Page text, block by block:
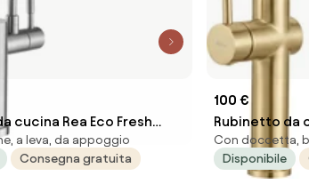
cucina Rea Eco Fresh
a leva, da appoggio
Consegna gratuita
100 €
Rubinetto da
Brush Gold
Con doccetta,
Disponibile